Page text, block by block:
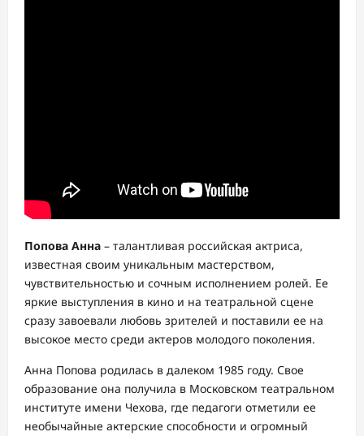
Попова Анна – талантливая российская актриса,
известная своим уникальным мастерством,
чувствительностью и сочным исполнением ролей. Ее
яркие выступления в кино и на театральной сцене
сразу завоевали любовь зрителей и поставили ее на
высокое место среди актеров молодого поколения.
Анна Попова родилась в далеком 1985 году. Свое
образование она получила в Московском театральном
институте имени Чехова, где педагоги отметили ее
необычайные актерские способности и огромный